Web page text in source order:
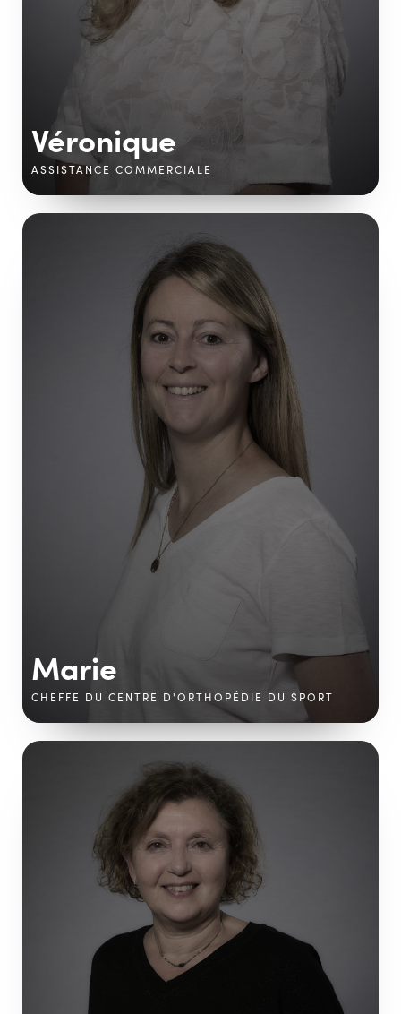
Véronique
ASSISTANCE COMMERCIALE
Marie
CHEFFE DU CENTRE D'ORTHOPÉDIE DU SPORT